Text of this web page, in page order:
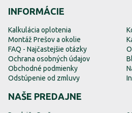
INFORMÁCIE
Kalkulácia oplotenia
Montáž Prešov a okolie
FAQ - Najčastejšie otázky
Ochrana osobných údajov
Obchodné podmienky
Odstúpenie od zmluvy
NAŠE PREDAJNE